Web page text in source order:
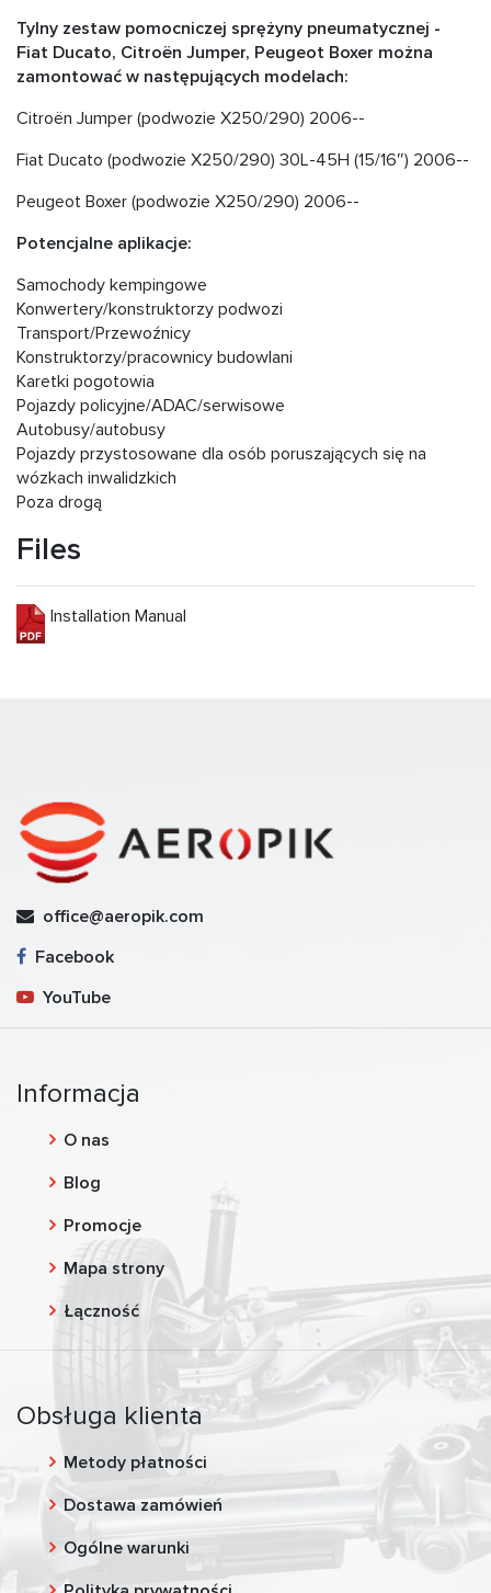
Tylny zestaw pomocniczej sprężyny pneumatycznej -
Fiat Ducato, Citroën Jumper, Peugeot Boxer można
zamontować w następujących modelach:
Citroën Jumper (podwozie X250/290) 2006--
Fiat Ducato (podwozie X250/290) 30L-45H (15/16″) 2006--
Peugeot Boxer (podwozie X250/290) 2006--
Potencjalne aplikacje:
Samochody kempingowe
Konwertery/konstruktorzy podwozi
Transport/Przewoźnicy
Konstruktorzy/pracownicy budowlani
Karetki pogotowia
Pojazdy policyjne/ADAC/serwisowe
Autobusy/autobusy
Pojazdy przystosowane dla osób poruszających się na
wózkach inwalidzkich
Poza drogą
Files
Installation Manual
office@aeropik.com
Facebook
YouTube
Informacja
O nas
Blog
Promocje
Mapa strony
Łączność
Obsługa klienta
Metody płatności
Dostawa zamówień
Ogólne warunki